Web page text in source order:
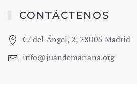
CONTÁCTENOS
C/ del Ángel, 2, 28005 Madrid
info@juandemariana.org